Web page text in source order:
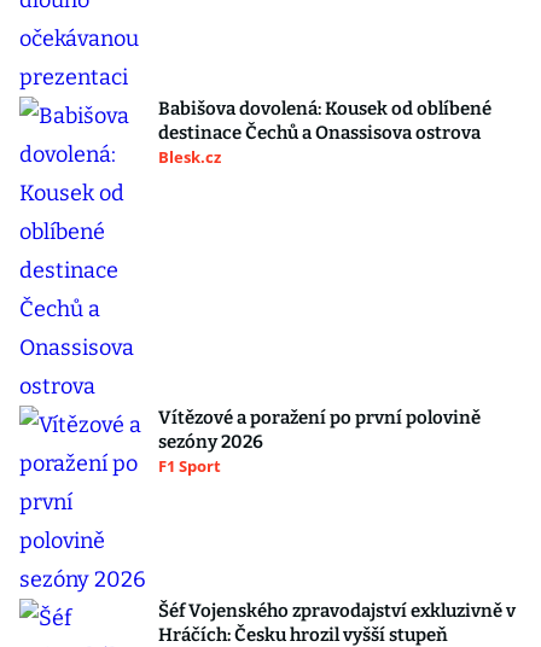
Babišova dovolená: Kousek od oblíbené
destinace Čechů a Onassisova ostrova
Blesk.cz
Vítězové a poražení po první polovině
sezóny 2026
F1 Sport
Šéf Vojenského zpravodajství exkluzivně v
Hráčích: Česku hrozil vyšší stupeň